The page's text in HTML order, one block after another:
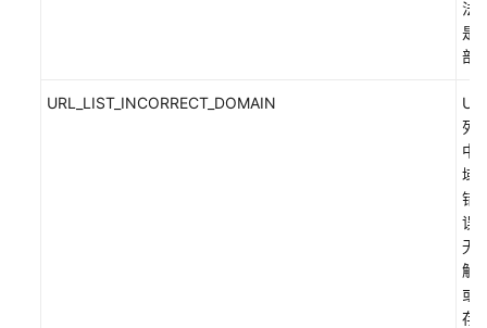
法
是
部
URL_LIST_INCORRECT_DOMAIN
列
中
域
错
误
无
解
或
存